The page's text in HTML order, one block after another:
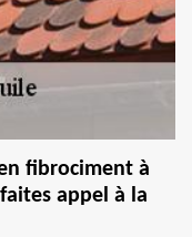
fibrociment à
appel à la